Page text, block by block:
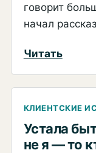
говорит
начал
Читать:
я
КЛИЕНТСКИЕ
Устала
не я — то